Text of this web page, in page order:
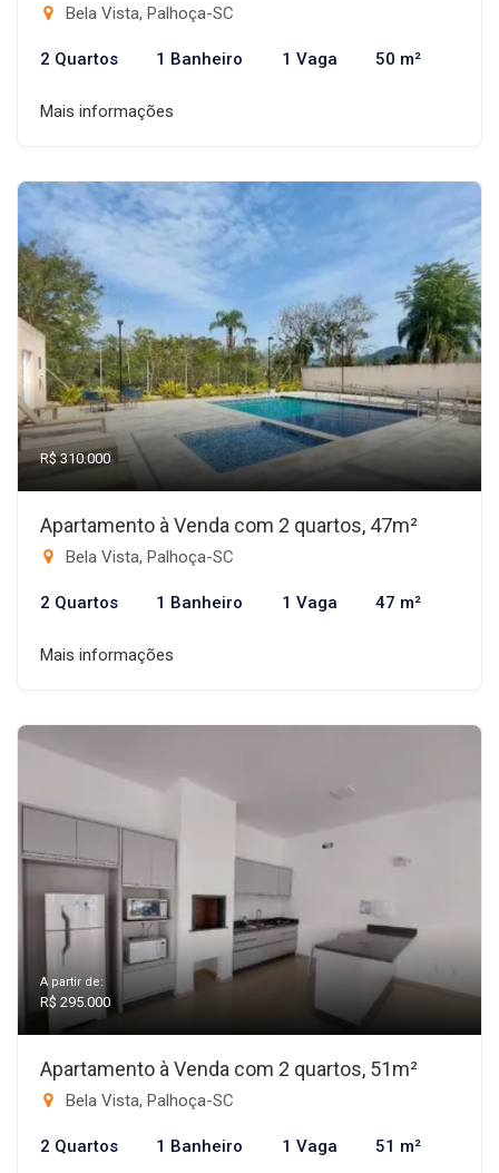
Bela Vista, Palhoça-SC
2 Quartos 1 Banheiro 1 Vaga 50 m²
Mais informações
R$ 310.000
Apartamento à Venda com 2 quartos, 47m²
Bela Vista, Palhoça-SC
2 Quartos 1 Banheiro 1 Vaga 47 m²
Mais informações
A partir de:
R$ 295.000
Apartamento à Venda com 2 quartos, 51m²
Bela Vista, Palhoça-SC
2 Quartos 1 Banheiro 1 Vaga 51 m²